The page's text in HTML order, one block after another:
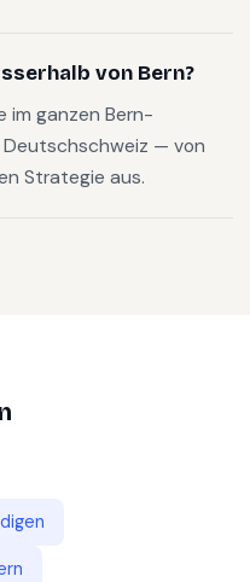
von Bern?
im ganzen Bern-
— von
Strategie aus.